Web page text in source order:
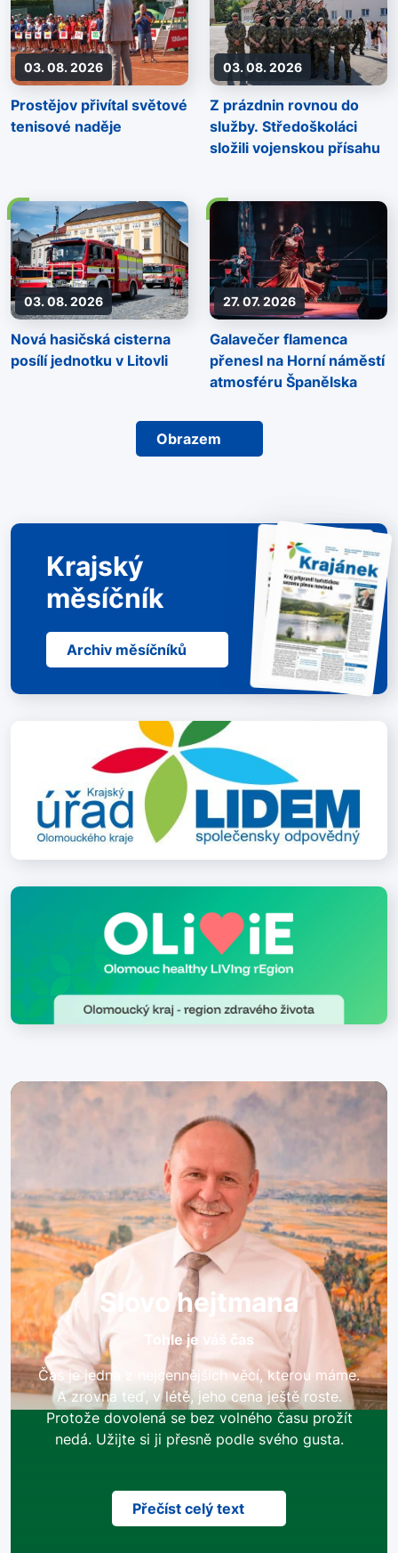
Obrazem
03. 08. 2026
Prostějov přivítal světové
tenisové naděje
03. 08. 2026
Z prázdnin rovnou do
služby. Středoškoláci
složili vojenskou přísahu
03. 08. 2026
Nová hasičská cisterna
posílí jednotku v Litovli
27. 07. 2026
Galavečer flamenca
přenesl na Horní náměstí
atmosféru Španělska
Krajský
měsíčník
Archiv měsíčníků
Slovo hejtmana
Tohle je váš čas
Čas je jedna z nejcennějších věcí, kterou máme.
A zrovna teď, v létě, jeho cena ještě roste.
Protože dovolená se bez volného času prožít
nedá. Užijte si ji přesně podle svého gusta.
Přečíst celý text